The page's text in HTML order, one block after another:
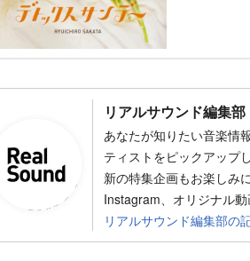
リアルサウンド編集部
あなたが知りたい音楽情
ティストをピックアップ
新の特集企画もお楽しみ
Instagram、オリジナル動
リアルサウンド編集部の